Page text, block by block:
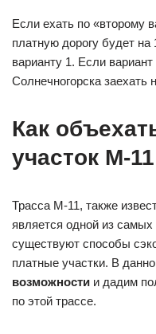
Если ехать по «второму
платную дорогу будет
варианту 1. Если вариант
Солнечногорска заехать
Как
участок М-11
Трасса М-11, также
является одной из самых
существуют способы
платные участки. В
возможности и дадим
по этой трассе.